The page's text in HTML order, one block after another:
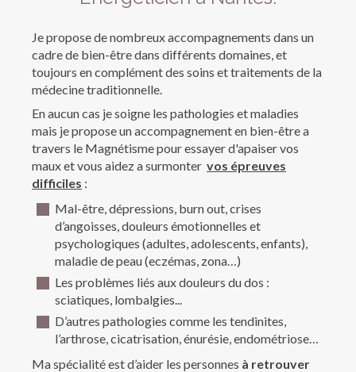
Je propose de nombreux accompagnements dans un
cadre de bien-être dans différents domaines, et
toujours en complément des soins et traitements de la
médecine traditionnelle.
En aucun cas je soigne les pathologies et maladies
mais je propose un accompagnement en bien-être a
travers le Magnétisme pour essayer d'apaiser vos
maux et vous aidez a surmonter vos épreuves
difficiles :
Mal-être, dépressions, burn out, crises
d’angoisses, douleurs émotionnelles et
psychologiques (adultes, adolescents, enfants),
maladie de peau (eczémas, zona…)
Les problèmes liés aux douleurs du dos :
sciatiques, lombalgies...
D’autres pathologies comme les tendinites,
l’arthrose, cicatrisation, énurésie, endométriose…
Ma spécialité est d’aider les personnes à retrouver